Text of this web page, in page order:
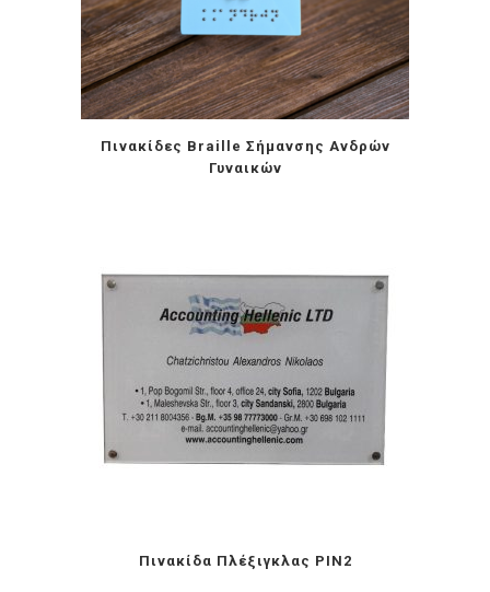
Πινακίδες Braille Σήμανσης Ανδρών
Γυναικών
Πινακίδα Πλέξιγκλας PIN2